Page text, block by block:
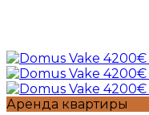
Аренда квартиры